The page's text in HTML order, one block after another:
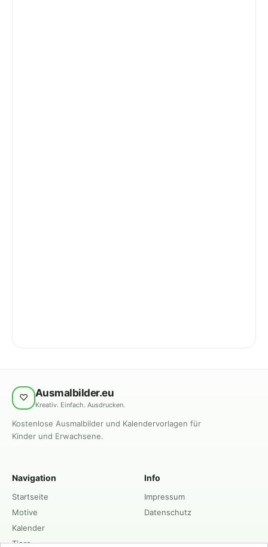
♡ Ausmalbilder.eu
Kreativ. Einfach. Ausdrucken.
Kostenlose Ausmalbilder und Kalendervorlagen für
Kinder und Erwachsene.
Navigation
Startseite
Motive
Kalender
Tiere
Info
Impressum
Datenschutz